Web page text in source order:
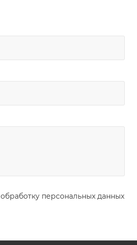
обработку персональных данных